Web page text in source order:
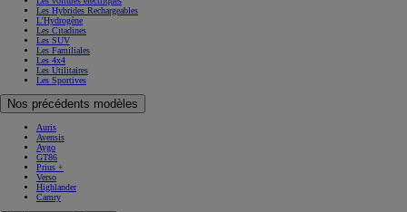
Les Hybrides Rechargeables
L'Hydrogène
Les Citadines
Les SUV
Les Familiales
Les 4x4
Les Utilitaires
Les Sportives
Nos précédents modèles
Auris
Avensis
Aygo
GT86
Prius +
Verso
Highlander
Camry